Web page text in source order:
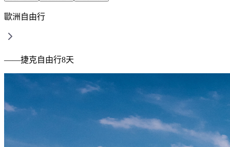
歐洲自由行
——捷克自由行8天